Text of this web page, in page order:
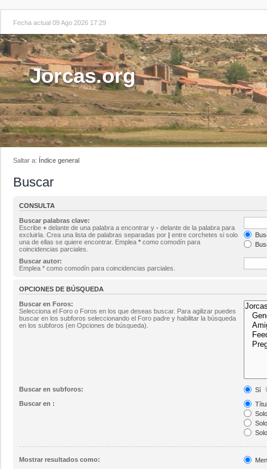
Fecha actual 09 Ago 2026 17:29
Jorcas.org
Saltar a: Índice general
Buscar
CONSULTA
Buscar palabras clave:
Escribe + delante de una palabra a encontrar y - delante de la palabra para
excluirla. Crea una lista de palabras separadas por | entre corchetes si solo
una de ellas se quiere encontrar. Emplea * como comodín para
coincidencias parciales.
Buscar autor:
Emplea * como comodín para coincidencias parciales.
OPCIONES DE BÚSQUEDA
Buscar en Foros:
Selecciona el Foro o Foros en los que deseas buscar. Para agilizar puedes
buscar en los subforos seleccionando el Foro padre y habilitar la búsqueda
en los subforos (en Opciones de búsqueda).
Buscar en subforos:
Sí
Buscar en :
Mostrar resultados como: